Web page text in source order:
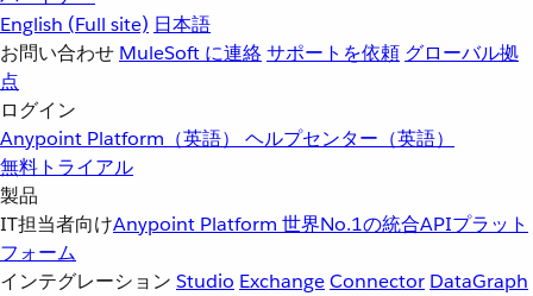
English (Full site) 日本語
お問い合わせ MuleSoft に連絡サポートを依頼 グローバル拠
点
ログイン
Anypoint Platform（英語） ヘルプセンター（英語）
無料トライアル
製品
IT担当者向けAnypoint Platform 世界No.1の統合APIプラット
フォーム
インテグレーション Studio ExchangeConnector DataGraph